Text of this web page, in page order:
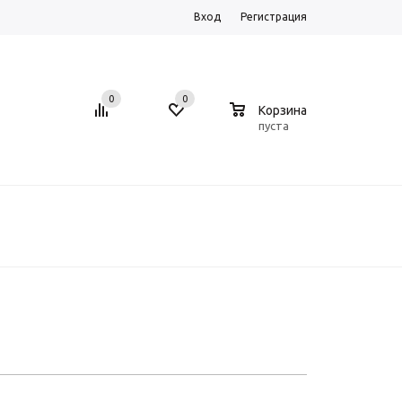
Вход Регистрация
0 0
Корзина
пуста